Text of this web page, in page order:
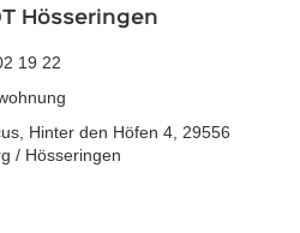
Hösseringen
19 22
Hinter den Höfen 4, 29556
/ Hösseringen